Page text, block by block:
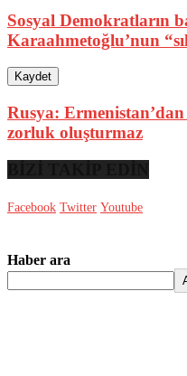
Sosyal Demokratların
Karaahmetoğlu’nun
Kaydet
Rusya:
zorluk oluşturmaz
Facebook Twitter Youtube
Haber ara